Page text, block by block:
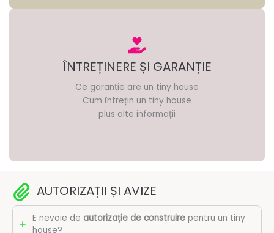
ÎNTREȚINERE ȘI GARANȚIE
Ce garanție are un tiny house
Cum întrețin un tiny house
plus alte informații
AUTORIZAȚII ȘI AVIZE
E nevoie de autorizație de construire pentru un tiny
house?